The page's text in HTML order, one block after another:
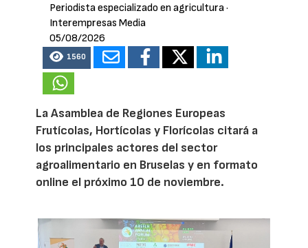
Periodista especializado en agricultura·
Interempresas Media
05/08/2026
1560
La Asamblea de Regiones Europeas
Frutícolas, Hortícolas y Florícolas citará a
los principales actores del sector
agroalimentario en Bruselas y en formato
online el próximo 10 de noviembre.